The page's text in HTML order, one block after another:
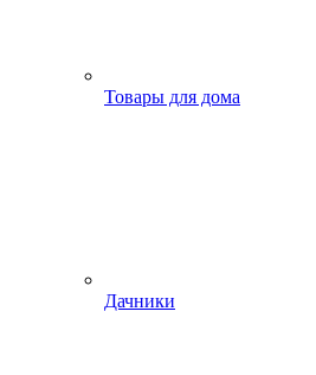
Товары для дома
Дачники